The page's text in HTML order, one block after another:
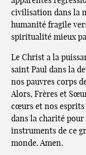
civilisation dans la
humanité fragile
spiritualité mieux
Le Christ a la
saint Paul dans la
nos pauvres corps
Alors, Frères et
cœurs et nos esprits
dans la charité pour
instruments de ce
monde. Amen.